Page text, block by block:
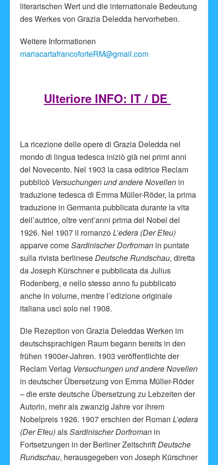
literarischen Wert und die internationale Bedeutung
des Werkes von Grazia Deledda hervorheben.
Weitere Informationen
mariacartafrancoforteRM@gmail.com
Ulteriore INFO: IT / DE
La ricezione delle opere di Grazia Deledda nel
mondo di lingua tedesca iniziò già nei primi anni
del Novecento. Nel 1903 la casa editrice Reclam
pubblicò Versuchungen und andere Novellen in
traduzione tedesca di Emma Müller-Röder, la prima
traduzione in Germania pubblicata durante la vita
dell’autrice, oltre vent’anni prima del Nobel del
1926. Nel 1907 il romanzoL’edera (Der Efeu)
apparve comeSardinischer Dorfroman in puntate
sulla rivista berlineseDeutsche Rundschau, diretta
da Joseph Kürschner e pubblicata da Julius
Rodenberg, e nello stesso anno fu pubblicato
anche in volume, mentre l’edizione originale
italiana uscì solo nel 1908.
Die Rezeption von Grazia Deleddas Werken im
deutschsprachigen Raum begann bereits in den
frühen 1900er-Jahren. 1903 veröffentlichte der
Reclam Verlag Versuchungen und andere Novellen
in deutscher Übersetzung von Emma Müller-Röder
– die erste deutsche Übersetzung zu Lebzeiten der
Autorin, mehr als zwanzig Jahre vor ihrem
Nobelpreis 1926. 1907 erschien der Roman L’edera
(Der Efeu)alsSardinischer Dorfroman in
Fortsetzungen in der Berliner ZeitschriftDeutsche
Rundschau, herausgegeben von Joseph Kürschner